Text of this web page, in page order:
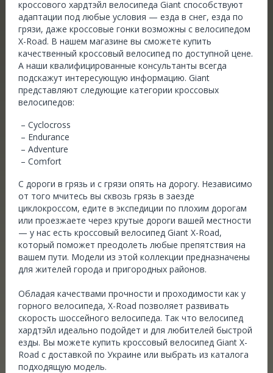
кроссового хардтэйл велосипеда Giant способствуют
адаптации под любые условия — езда в снег, езда по
грязи, даже кроссовые гонки возможны с велосипедом
X-Road. В нашем магазине вы сможете купить
качественный кроссовый велосипед по доступной цене.
А наши квалифицированные консультанты всегда
подскажут интересующую информацию. Giant
представляют следующие категории кроссовых
велосипедов:
– Cyclocross
– Endurance
– Adventure
– Comfort
С дороги в грязь и с грязи опять на дорогу. Независимо
от того мчитесь вы сквозь грязь в заезде
циклокроссом, едите в экспедиции по плохим дорогам
или проезжаете через крутые дороги вашей местности
— у нас есть кроссовый велосипед Giant X-Road,
который поможет преодолеть любые препятствия на
вашем пути. Модели из этой коллекции предназначены
для жителей города и пригородных районов.
Обладая качествами прочности и проходимости как у
горного велосипеда, X-Road позволяет развивать
скорость шоссейного велосипеда. Так что велосипед
хардтэйл идеально подойдет и для любителей быстрой
езды. Вы можете купить кроссовый велосипед Giant X-
Road с доставкой по Украине или выбрать из каталога
подходящую модель.